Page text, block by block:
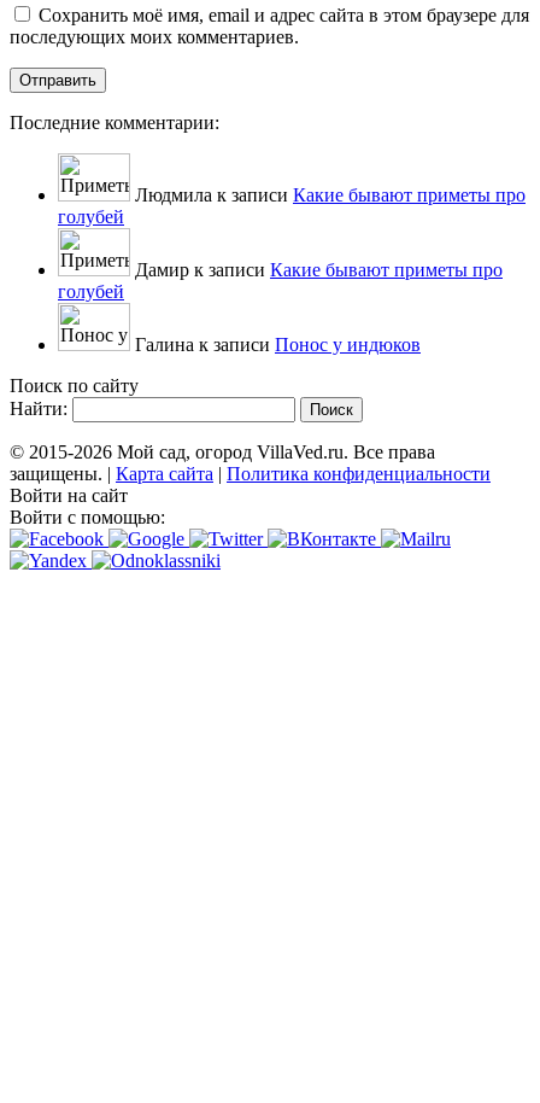
Сохранить моё имя, email и адрес сайта в этом браузере для
последующих моих комментариев.
Последние комментарии:
Людмила к записи Какие бывают приметы про
голубей
Дамир к записи Какие бывают приметы про
голубей
Галина к записи Понос у индюков
Поиск по сайту
Найти:
© 2015-2026 Мой сад, огород VillaVed.ru. Все права
защищены. | Карта сайта | Политика конфиденциальности
Войти на сайт
Войти с помощью: